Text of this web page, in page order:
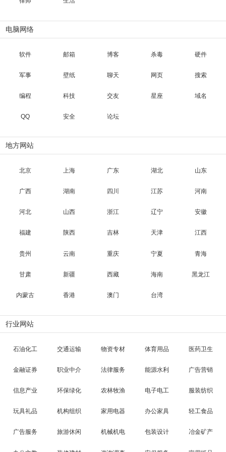
电脑网络
软件 邮箱 博客 杀毒 硬件
军事 壁纸 聊天 网页 搜索
编程 科技 交友 星座 域名
QQ 安全 论坛
地方网站
北京 上海 广东 湖北 山东
广西 湖南 四川 江苏 河南
河北 山西 浙江 辽宁 安徽
福建 陕西 吉林 天津 江西
贵州 云南 重庆 宁夏 青海
甘肃 新疆 西藏 海南 黑龙江
内蒙古 香港 澳门 台湾
行业网站
石油化工 交通运输 物资专材 体育用品 医药卫生
金融证券 职业中介 法律服务 能源水利 广告营销
信息产业 环保绿化 农林牧渔 电子电工 服装纺织
玩具礼品 机构组织 家用电器 办公家具 轻工食品
广告服务 旅游休闲 机械机电 包装设计 冶金矿产